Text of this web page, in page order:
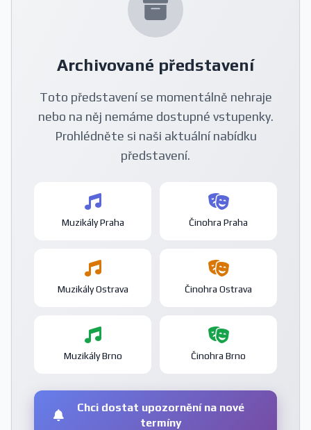
Archivované představení
Toto představení se momentálně nehraje
nebo na něj nemáme dostupné vstupenky.
Prohlédněte si naši aktuální nabídku
představení.
Muzikály Praha Činohra Praha
Muzikály Ostrava Činohra Ostrava
Muzikály Brno Činohra Brno
Chci dostat upozornění na nové
termíny